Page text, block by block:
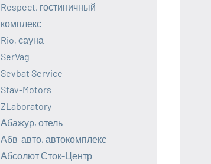
Respect, гостиничный
комплекс
Rio, сауна
SerVag
Sevbat Service
Stav-Motors
ZLaboratory
Абажур, отель
Абв-авто, автокомплекс
Абсолют Сток-Центр